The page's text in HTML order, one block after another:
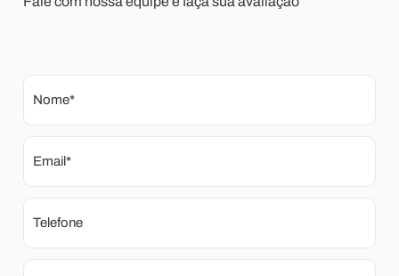
Nome*
Email*
Telefone